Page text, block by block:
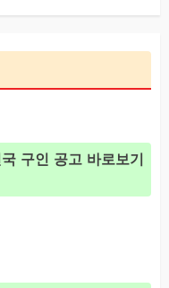
구인 공고 바로보기